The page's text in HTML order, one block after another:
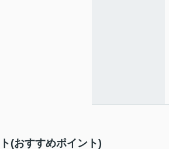
(おすすめポイント)